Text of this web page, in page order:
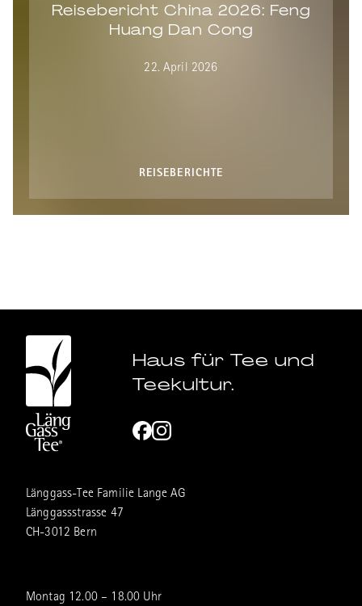
Reisebericht China 2026: Feng
Huang Dan Cong
22. April 2026
REISEBERICHTE
Haus für Tee und
Teekultur.
Länggass-Tee Familie Lange AG
Länggassstrasse 47
CH-3012 Bern
Montag 12.00 – 18.00 Uhr